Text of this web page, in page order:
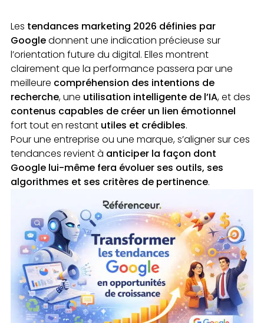
Les tendances marketing 2026 définies par
Googledonnent une indication précieuse sur
l’orientation future du digital. Elles montrent
clairement que la performance passera par une
meilleure compréhension des intentions de
recherche, une utilisation intelligente de l’IA, et des
contenus capables de créer un lien émotionnel
fort tout en restant utiles et crédibles.
Pour une entreprise ou une marque, s’aligner sur ces
tendances revient à anticiper la façon dont
Google lui-même fera évoluer ses outils, ses
algorithmes et ses critères de pertinence.